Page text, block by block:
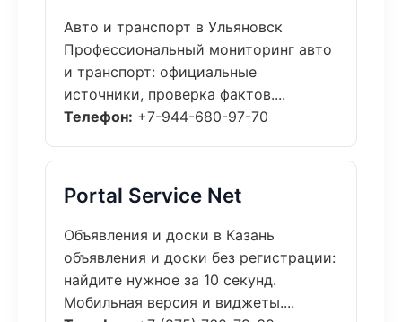
Авто и транспорт в Ульяновск
Профессиональный мониторинг авто
и транспорт: официальные
источники, проверка фактов....
Телефон: +7-944-680-97-70
Portal Service Net
Объявления и доски в Казань
объявления и доски без регистрации:
найдите нужное за 10 секунд.
Мобильная версия и виджеты....